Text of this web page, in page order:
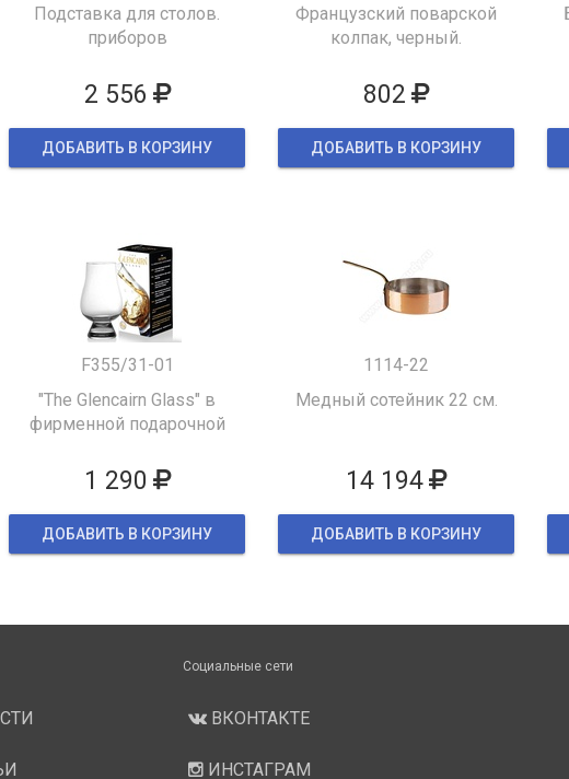
Подставка для столов.
приборов
2 556
ДОБАВИТЬ В КОРЗИНУ
Французский поварской
колпак, черный.
802
ДОБАВИТЬ В КОРЗИНУ
F355/31-01
"The Glencairn Glass" в
фирменной подарочной
1 290
ДОБАВИТЬ В КОРЗИНУ
1114-22
Медный сотейник 22 см.
14 194
ДОБАВИТЬ В КОРЗИНУ
Социальные сети
ВКОНТАКТЕ
ИНСТАГРАМ